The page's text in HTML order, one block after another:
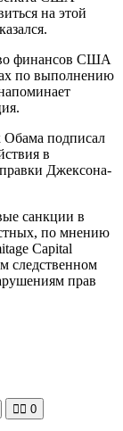
на этой
финансов США
по выполнению
Обама подписал
в
Джексона-
санкции в
по мнению
Capital
следственном
прав
🧘‍♀️ 0